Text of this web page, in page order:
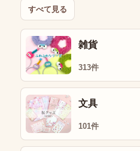
すべて見る
雑貨
313件
文具
101件